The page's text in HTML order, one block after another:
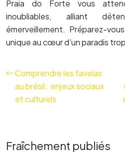
Praia do Forte vous
inoubliables, alliant
émerveillement. Préparez-
unique au cœur d’un paradis
Comprendre les favelas
au brésil : enjeux sociaux
et culturels
Fraîchement publiés